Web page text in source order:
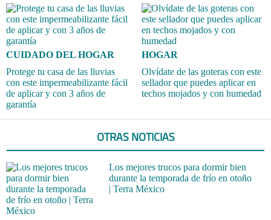
CUIDADO DEL HOGAR
Protege tu casa de las lluvias
con este impermeabilizante fácil
de aplicar y con 3 años de
garantía
HOGAR
Olvídate de las goteras con este
sellador que puedes aplicar en
techos mojados y con humedad
OTRAS NOTICIAS
Los mejores trucos para dormir bien
durante la temporada de frío en otoño
| Terra México